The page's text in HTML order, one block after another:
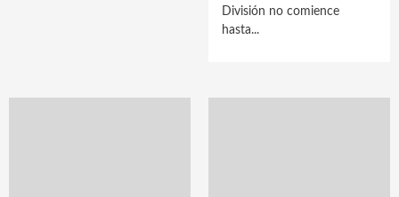
División no comience
hasta...